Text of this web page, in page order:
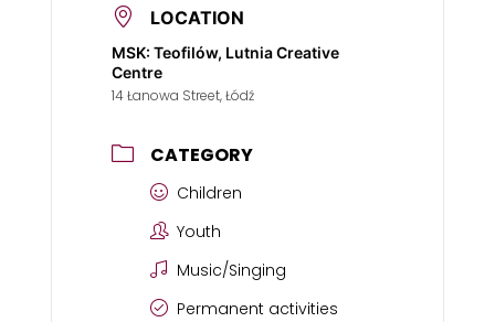
LOCATION
MSK: Teofilów, Lutnia Creative
Centre
14 Łanowa Street, Łódź
CATEGORY
Children
Youth
Music/Singing
Permanent activities